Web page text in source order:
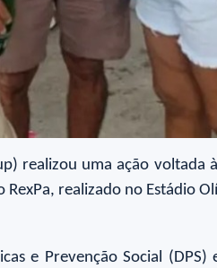
realizou uma ação
realizado no Estádio
e Prevenção Social